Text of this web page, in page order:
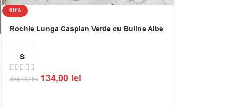
-60%
Rochie Lunga Caspian Verde cu Buline Albe
S
335,00lei 134,00 lei